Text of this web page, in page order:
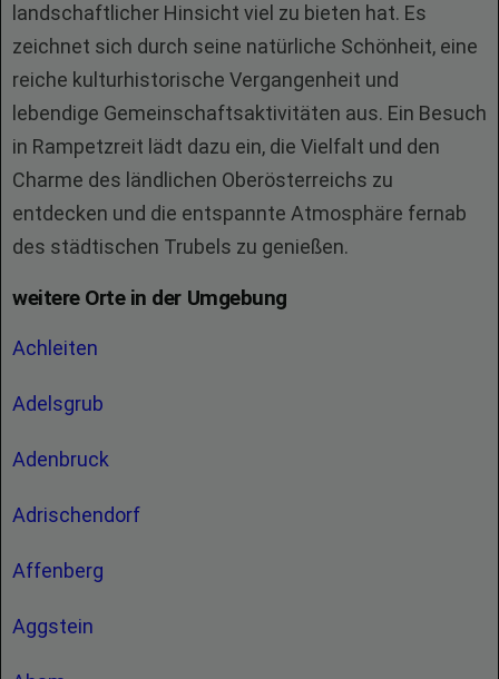
landschaftlicher Hinsicht viel zu bieten hat. Es
zeichnet sich durch seine natürliche Schönheit, eine
reiche kulturhistorische Vergangenheit und
lebendige Gemeinschaftsaktivitäten aus. Ein Besuch
in Rampetzreit lädt dazu ein, die Vielfalt und den
Charme des ländlichen Oberösterreichs zu
entdecken und die entspannte Atmosphäre fernab
des städtischen Trubels zu genießen.
weitere Orte in der Umgebung
Achleiten
Adelsgrub
Adenbruck
Adrischendorf
Affenberg
Aggstein